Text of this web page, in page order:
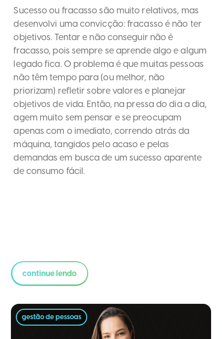
Sucesso ou fracasso são muito relativos, mas
desenvolvi uma convicção: fracasso é não ter
objetivos. Tentar e não conseguir não é
fracasso, pois sempre se aprende algo e algum
legado fica. O problema é que muitas pessoas
não têm tempo para (ou melhor, não
priorizam) refletir sobre valores e planejar
objetivos de vida. Então, na pressa do dia a dia,
agem muito sem pensar e se preocupam
apenas com o imediato, correndo atrás da
máquina, tangidos pelo acaso e pelas
demandas em busca de um sucesso aparente
de consumo fácil.
continue lendo
gestão de pessoas